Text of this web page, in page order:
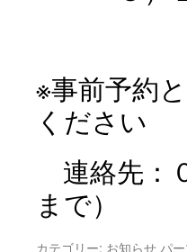
※事前予約
ください
連絡先：
まで）
カテゴリー: お知らせ パ